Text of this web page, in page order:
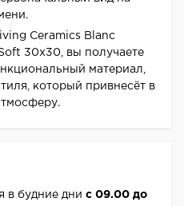
Ceramics Blanc
30x30, вы получаете
материал,
который привнесёт в
в будние дни с 09.00 до